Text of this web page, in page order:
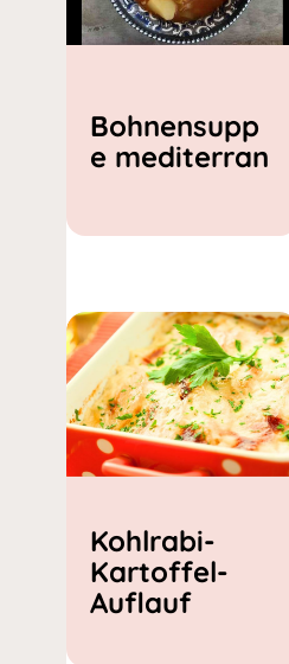
Bohnensupp
e mediterran
Kohlrabi-
Kartoffel-
Auflauf